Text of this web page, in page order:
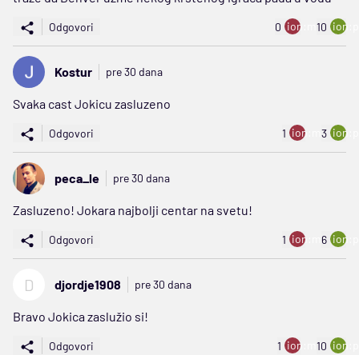
Odgovori 0 ion:minus
10
Kostur pre 30 dana
Svaka cast Jokicu zasluzeno
Odgovori 1 ion:minus
3
peca_le pre 30 dana
Zasluzeno! Jokara najbolji centar na svetu!
Odgovori 1 ion:minus
6
D djordje1908 pre 30 dana
Bravo Jokica zaslužio si!
Odgovori 1 ion:minus
10